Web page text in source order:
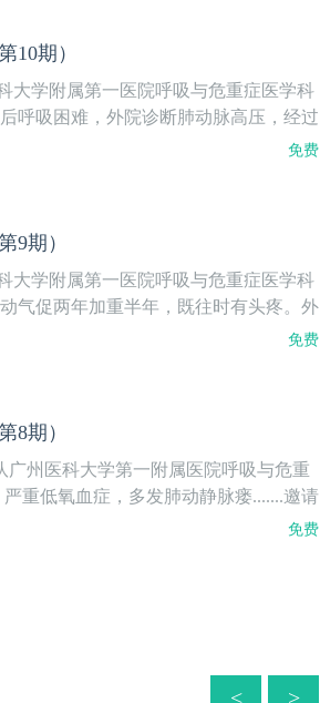
10期）
大学附属第一医院呼吸与危重症医学科
呼吸困难，外院诊断肺动脉高压，经过
病因？本期邀请您与心内、呼吸大咖们
免费
9期）
大学附属第一医院呼吸与危重症医学科
气促两年加重半年，既往时有头疼。外
增厚，左侧颈动脉狭窄，lgG4升高。
免费
8期）
广州医科大学第一附属医院呼吸与危重
重低氧血症，多发肺动静脉瘘.......邀请
免费
< >